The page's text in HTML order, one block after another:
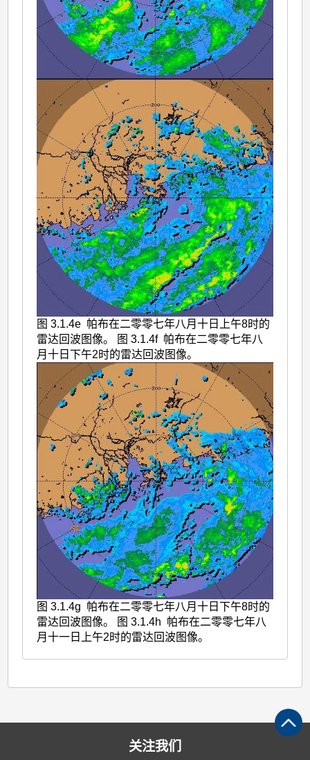
图 3.1.4e 帕布在二零零七年八月十日上午8时的
雷达回波图像。 图 3.1.4f 帕布在二零零七年八
月十日下午2时的雷达回波图像。
图 3.1.4g 帕布在二零零七年八月十日下午8时的
雷达回波图像。 图 3.1.4h 帕布在二零零七年八
月十一日上午2时的雷达回波图像。
关注我们